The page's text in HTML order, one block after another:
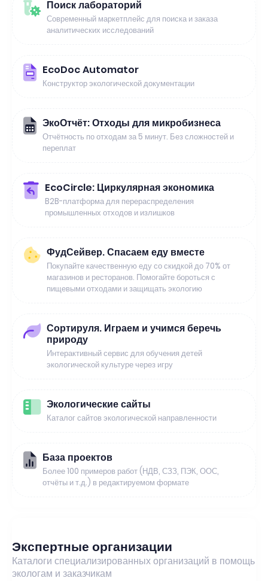
Поиск лабораторий
Современный маркетплейс для поиска и заказа
аналитических исследований
EcoDoc Automator
Конструктор экологической документации
ЭкоОтчёт: Отходы для микробизнеса
Отчётность по отходам за 5 минут. Без сложностей и
переплат
EcoCircle: Циркулярная экономика
B2B-платформа для перераспределения
промышленных отходов и излишков
ФудСейвер. Спасаем еду вместе
Покупайте качественную еду со скидкой до 70% от
магазинов и ресторанов. Помогайте бороться с
пищевыми отходами и защищать экологию
Сортируля. Играем и учимся беречь
природу
Интерактивный сервис для обучения детей
экологической культуре через игру
Экологические сайты
Каталог сайтов экологической направленности
База проектов
Более 100 примеров работ (НДВ, СЗЗ, ПЭК, ООС,
отчёты и т.д.) в редактируемом формате
Экспертные организации
Каталоги специализированных организаций в помощь
экологам и заказчикам